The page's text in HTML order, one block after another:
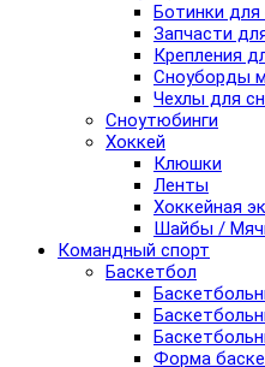
Ботинки
Запчасти
Крепления
Сноуборды
Чехлы для
Сноутюбинги
Хоккей
Клюшки
Ленты
Хоккейная
Шайбы /
Командный спорт
Баскетбол
Форма